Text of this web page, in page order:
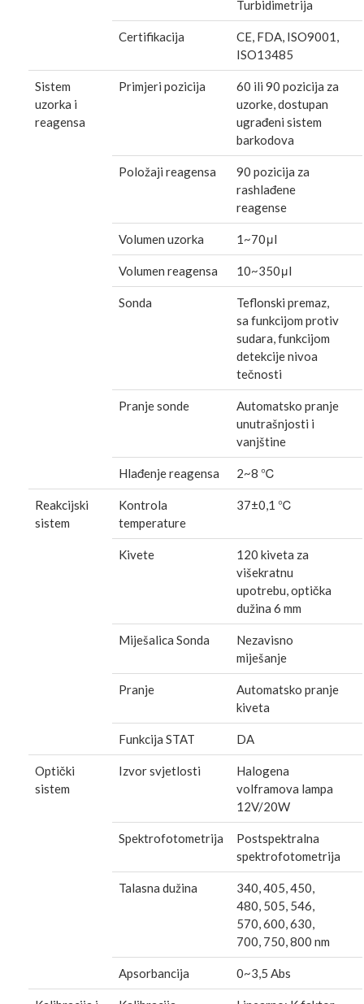
Turbidimetrija
Certifikacija
CE, FDA, ISO9001,
ISO13485
Sistem
uzorka i
reagensa
Primjeri pozicija
60 ili 90 pozicija za
uzorke, dostupan
ugrađeni sistem
barkodova
Položaji reagensa
90 pozicija za
rashlađene
reagense
Volumen uzorka 1~70μl
Volumen reagensa 10~350μl
Sonda
Teflonski premaz,
sa funkcijom protiv
sudara, funkcijom
detekcije nivoa
tečnosti
Pranje sonde
Automatsko pranje
unutrašnjosti i
vanjštine
Hlađenje reagensa 2~8 ℃
Reakcijski
sistem
Kontrola
temperature
37±0,1 ℃
Kivete
120 kiveta za
višekratnu
upotrebu, optička
dužina 6 mm
Miješalica Sonda
Nezavisno
miješanje
Pranje
Automatsko pranje
kiveta
Funkcija STAT DA
Optički
sistem
Izvor svjetlosti
Halogena
volframova lampa
12V/20W
Spektrofotometrija
Postspektralna
spektrofotometrija
Talasna dužina
340, 405, 450,
480, 505, 546,
570, 600, 630,
700, 750, 800 nm
Apsorbancija 0~3,5 Abs